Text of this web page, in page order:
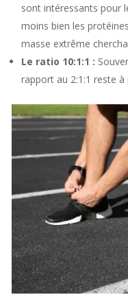
sont intéressants pour
moins bien les
masse extrême
Le ratio 10:1:1 :
rapport au 2:1:1 reste